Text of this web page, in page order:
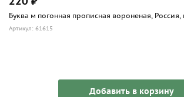
Буква м погонная прописная вороненая, Россия,
Артикул: 61615
Добавить в корзину